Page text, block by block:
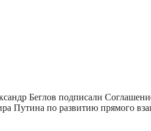
Беглов подписали
Путина по развитию прямого